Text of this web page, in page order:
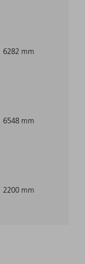
6282 mm
6548 mm
2200 mm